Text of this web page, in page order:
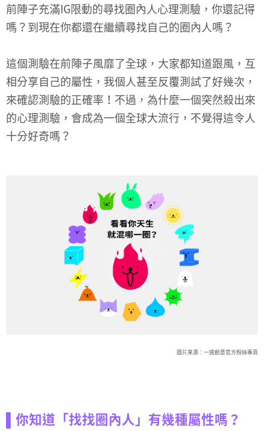
前陣子充滿IG限動的尋找圈內人心理測驗，你還記得
嗎？到現在你都還在繼續尋找自己的圈內人嗎？
這個測驗在前陣子風靡了全球，大家都知道跟風，互
相分享自己的屬性，我個人甚至反覆測試了好幾次，
來確認測驗的正確率！不過，為什麼一個突然殺出來
的心理測驗，會成為一個全球大流行，不覺得這令人
十分好奇嗎？
圖片來源：一途創意官方粉絲專頁
▌你知道「找找圈內人」有幾種屬性嗎？